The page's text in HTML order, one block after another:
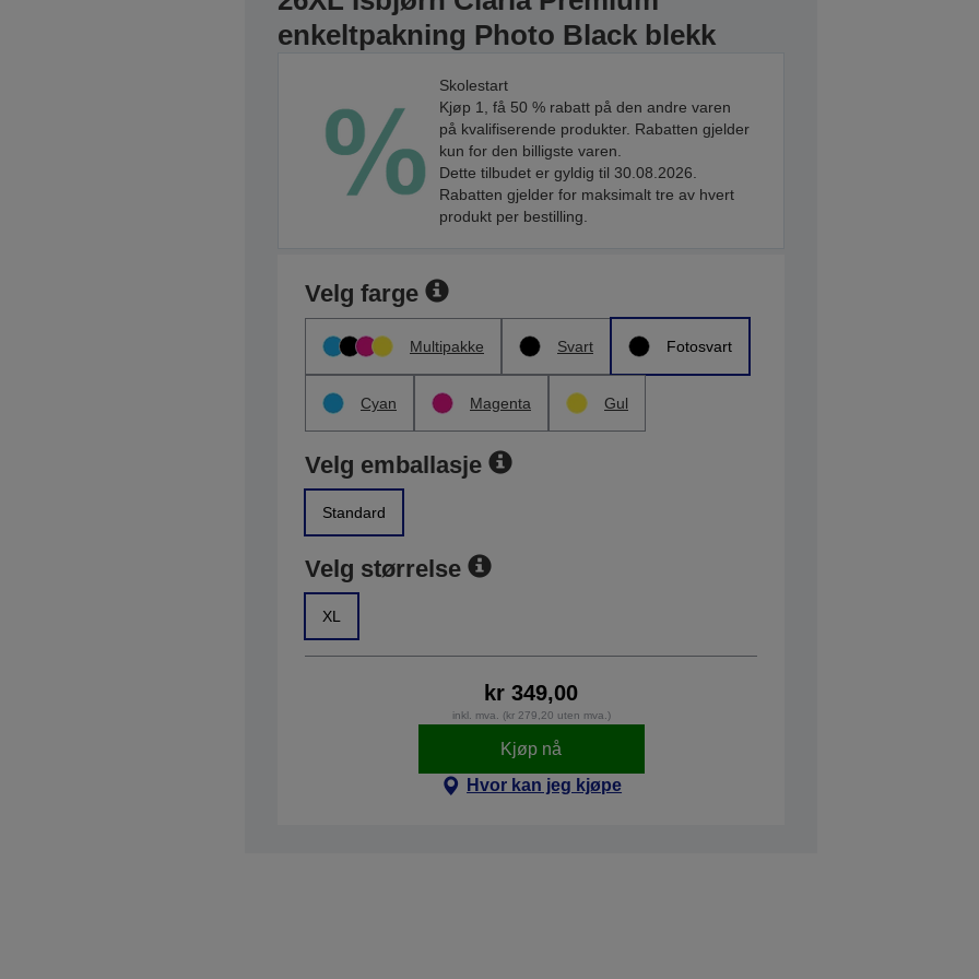
enkeltpakning Photo Black blekk
Skolestart
Kjøp 1, få 50 % rabatt på den andre varen
på kvalifiserende produkter. Rabatten gjelder
kun for den billigste varen.
Dette tilbudet er gyldig til 30.08.2026.
Rabatten gjelder for maksimalt tre av hvert
produkt per bestilling.
Velg farge
Multipakke Svart Fotosvart
Cyan Magenta Gul
Velg emballasje
Standard
Velg størrelse
XL
kr 349,00
inkl. mva. (kr 279,20 uten mva.)
Kjøp nå
Hvor kan jeg kjøpe